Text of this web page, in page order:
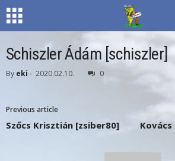
Schiszler Ádám [schiszler]
By eki - 2020.02.10. 0
Previous article
Szőcs Krisztián [zsiber80]